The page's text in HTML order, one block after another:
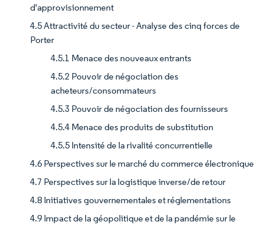
d'approvisionnement
4.5 Attractivité du secteur - Analyse des cinq forces de
Porter
4.5.1 Menace des nouveaux entrants
4.5.2 Pouvoir de négociation des
acheteurs/consommateurs
4.5.3 Pouvoir de négociation des fournisseurs
4.5.4 Menace des produits de substitution
4.5.5 Intensité de la rivalité concurrentielle
4.6 Perspectives sur le marché du commerce électronique
4.7 Perspectives sur la logistique inverse/de retour
4.8 Initiatives gouvernementales et réglementations
4.9 Impact de la géopolitique et de la pandémie sur le